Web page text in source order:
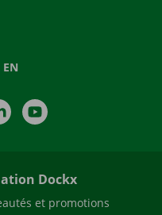
EN
LinkedIn
Dockx
et promotions